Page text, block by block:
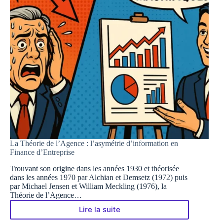
La Théorie de l’Agence : l’asymétrie d’information en
Finance d’Entreprise
Trouvant son origine dans les années 1930 et théorisée
dans les années 1970 par Alchian et Demsetz (1972) puis
par Michael Jensen et William Meckling (1976), la
Théorie de l’Agence…
Lire la suite
La